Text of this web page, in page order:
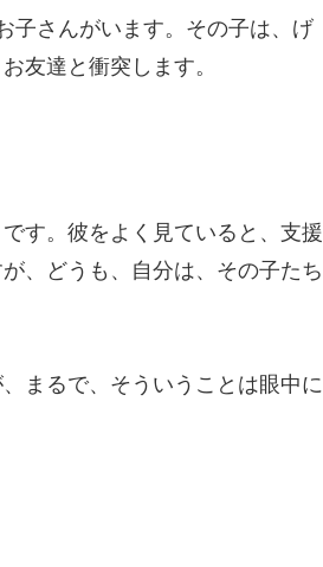
子さんがいます。その子は、げ
友達と衝突します。
す。彼をよく見ていると、支援
、どうも、自分は、その子たち
まるで、そういうことは眼中に